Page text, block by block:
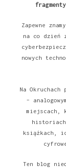
Zapewne
na co dzień
nowych
Na
–
miejscach,
książkach,
Ten blog